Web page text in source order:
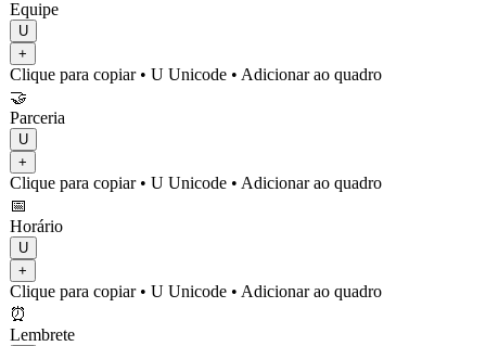
Equipe
U
+
Clique para copiar• U Unicode • Adicionar ao quadro
🤝
Parceria
U
+
Clique para copiar• U Unicode • Adicionar ao quadro
📅
Horário
U
+
Clique para copiar• U Unicode • Adicionar ao quadro
⏰
Lembrete